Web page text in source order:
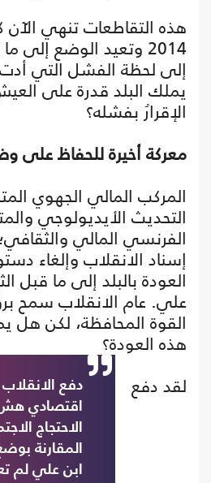
هذه التقاطعات تنهي
2014 وتعيد الوضع إلى
إلى لحظة الفشل التي
يملك البلد قدرة على
الإقرارُ بفشله؟
معركة أخيرة للحفاظ على
المركب المالي الجهوي
التحديث الأيديولوجي
الفرنسي المالي
العودة بالبلد إلى ما قبل
علي. عام الانقلاب سمح
القوة المحافظة، لكن هل
هذه العودة؟
دفع
اقتصادي هش
الاحتجاج
المقارنة
ابن علي لم
لقد دفع